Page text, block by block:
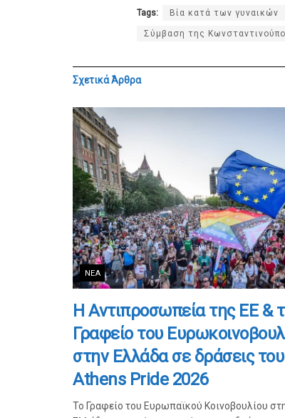
Tags: Βία κατά των γυναικών
Σύμβαση της
ΣχετικάΆρθρα
ΝΈΑ
Η Αντιπροσωπεία της ΕΕ &
Γραφείο του
στην Ελλάδα σε δράσεις του
Athens Pride 2026
Το Γραφείο του Ευρωπαϊκού Κοινοβουλίου